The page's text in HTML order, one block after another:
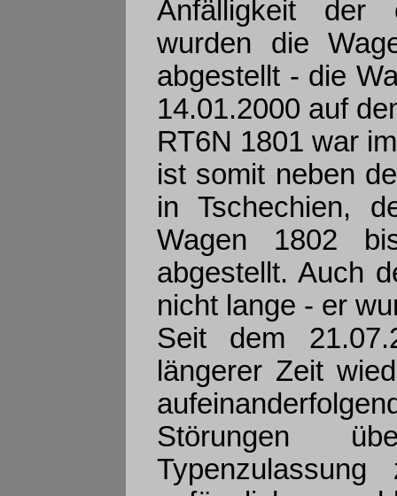
Anfälligkeit der
wurden die
abgestellt - die
14.01.2000 auf
RT6N 1801 war
ist somit neben
in Tschechien,
Wagen 1802
abgestellt. Auch
nicht lange - er
Seit dem
längerer Zeit
Störungen